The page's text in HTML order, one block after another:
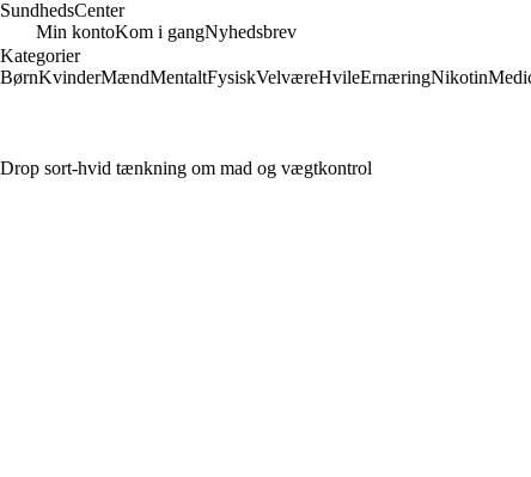
SundhedsCenter
Min kontoKom i gangNyhedsbrev
Kategorier
BørnKvinderMændMentaltFysiskVelværeHvileErnæringNikotin
Drop sort-hvid tænkning om mad og vægtkontrol